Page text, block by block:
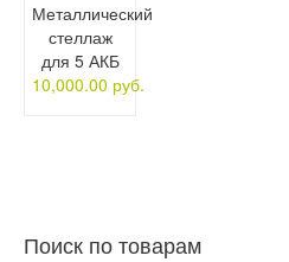
Металлический
стеллаж
для 5 АКБ
10,000.00 руб.
Поиск по товарам